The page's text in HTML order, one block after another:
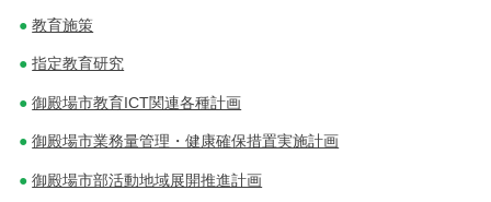
シ
ョ
ン
教育施策
指定教育研究
御殿場市教育ICT関連各種計画
御殿場市業務量管理・健康確保措置実施計画
御殿場市部活動地域展開推進計画